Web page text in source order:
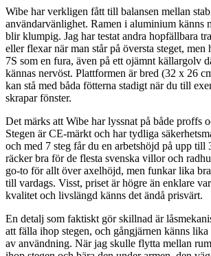
Wibe har verkligen fått till balansen mellan
användarvänlighet. Ramen i aluminium känns
blir klumpig. Jag har testat andra hopfällbara
eller flexar när man står på översta steget, men
7S som en fura, även på ett ojämnt källargolv
kännas nervöst. Plattformen är bred (32 x 26
kan stå med båda fötterna stadigt när du till
skrapar fönster.
Det märks att Wibe har lyssnat på både proffs
Stegen är CE-märkt och har tydliga
och med 7 steg får du en arbetshöjd på upp till
räcker bra för de flesta svenska villor och
go-to för allt över axelhöjd, men funkar lika
till vardags. Visst, priset är högre än enklare
kvalitet och livslängd känns det ändå prisvärt.
En detalj som faktiskt gör skillnad är
att fälla ihop stegen, och gångjärnen känns lika
av användning. När jag skulle flytta mellan